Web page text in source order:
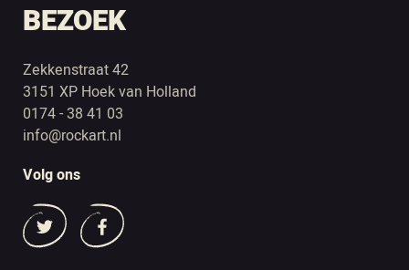
BEZOEK
Zekkenstraat 42
3151 XP Hoek van Holland
0174 - 38 41 03
info@rockart.nl
Volg ons